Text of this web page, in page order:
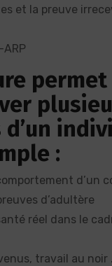
et la preuve
ARP
permet
d’un
:
d’un
d’adultère
réel dans le
travail au noir